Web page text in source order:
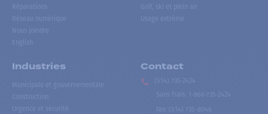
Réparations
Réseau numérique
Nous joindre
English
Golf, ski et plein air
Usage extrême
Industries
Municipale et gouvernementale
Construction
Urgence et sécurité
Contact
(514) 735-2424
Sans frais
1-866-735-2424
Fax:
(514) 735-8046